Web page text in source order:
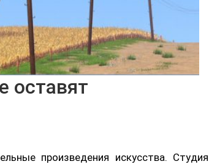
оставят
произведения искусства. Студия